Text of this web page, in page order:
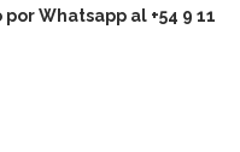
por Whatsapp al +54 9 11